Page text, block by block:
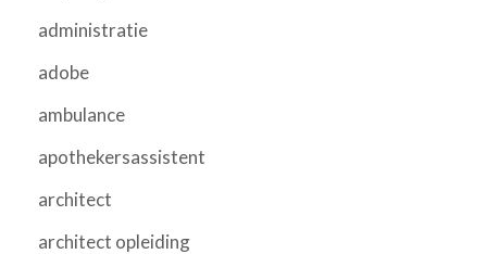
administratie
adobe
ambulance
apothekersassistent
architect
architect opleiding